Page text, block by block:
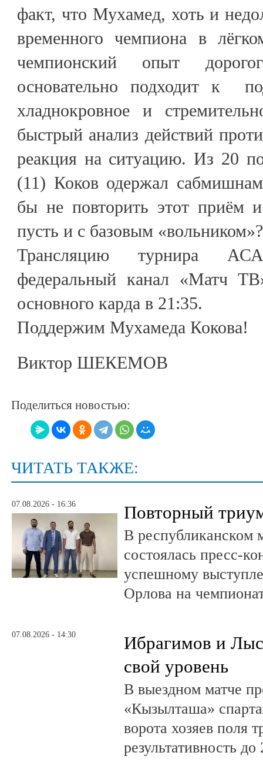
факт, что Мухамед, хоть и
временного чемпиона в
чемпионский опыт
основательно подходит к
хладнокровное и
быстрый анализ действий
реакция на ситуацию. Из 20
(11) Коков одержал
бы не повторить этот
пусть и с базовым «вольником»?
Трансляцию турнира
федеральный канал «Матч
основного карда в 21:35.
Поддержим Мухамеда Кокова!
Виктор ШЕКЕМОВ
Поделиться новостью:
ЧИТАТЬ ТАКЖЕ:
07.08.2026 - 16:36 Повторный
В республиканском
состоялась пресс-
успешному
Орлова на
07.08.2026 - 14:30
Ибрагимов и
свой уровень
В выездном матче
«Кызылташа»
ворота хозяев поля
результативность